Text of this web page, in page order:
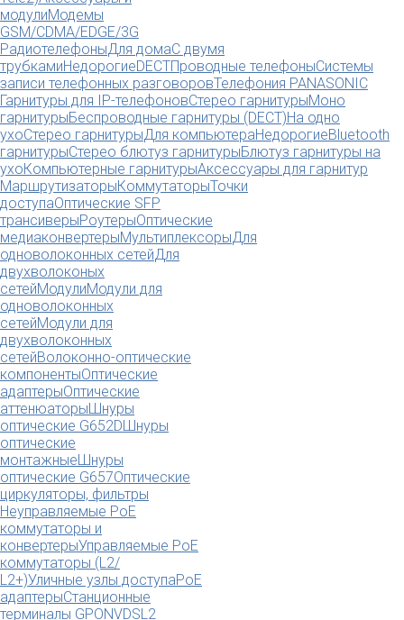
модулиМодемы
GSM/CDMA/EDGE/3G
РадиотелефоныДля домаС двумя
трубкамиНедорогиеDECTПроводные телефоныСистемы
записи телефонных разговоровТелефония PANASONIC
Гарнитуры для IP-телефоновСтерео гарнитурыМоно
гарнитурыБеспроводные гарнитуры (DECT)На одно
ухоСтерео гарнитурыДля компьютераНедорогиеBluetooth
гарнитурыСтерео блютуз гарнитурыБлютуз гарнитуры на
ухоКомпьютерные гарнитурыАксессуары для гарнитур
МаршрутизаторыКоммутаторыТочки
доступаОптические SFP
трансиверыРоутерыОптические
медиаконвертерыМультиплексорыДля
одноволоконных сетейДля
двухволоконых
сетейМодулиМодули для
одноволоконных
сетейМодули для
двухволоконных
сетейВолоконно-оптические
компонентыОптические
адаптерыОптические
аттенюаторыШнуры
оптические G652DШнуры
оптические
монтажныеШнуры
оптические G657Оптические
циркуляторы, фильтры
Неуправляемые PoE
коммутаторы и
конвертерыУправляемые PoE
коммутаторы (L2/
L2+)Уличные узлы доступаPoE
адаптерыСтанционные
терминалы GPONVDSL2